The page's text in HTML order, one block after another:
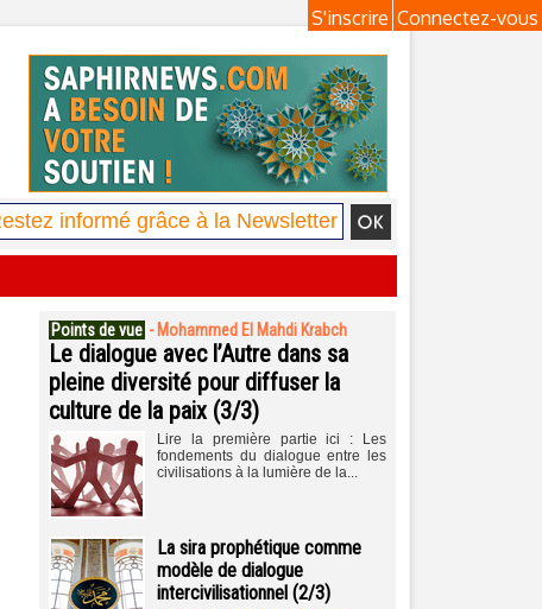
Connectez-vous
S'inscrire
Points de vue - Mohammed El Mahdi Krabch
Le dialogue avec l’Autre dans sa
pleine diversité pour diffuser la
culture de la paix (3/3)
Lire la première partie ici : Les
fondements du dialogue entre les
civilisations à la lumière de la...
La sira prophétique comme
modèle de dialogue
intercivilisationnel (2/3)